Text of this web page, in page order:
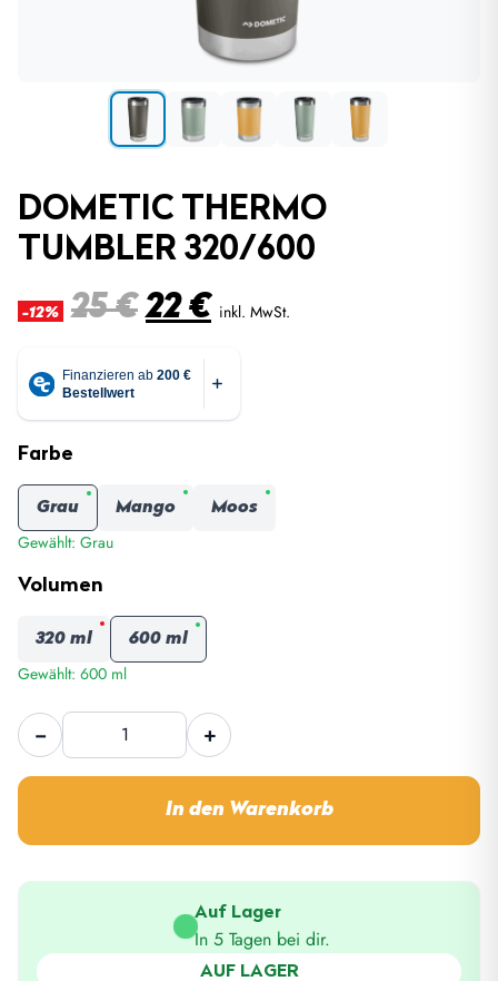
DOMETIC THERMO
TUMBLER 320/600
-12% 25€Ursprünglicher
war:
25 €
22€Aktueller
ist:
22 €.
inkl. MwSt.
Farbe
Grau Mango Moos
Gewählt: Grau
Volumen
320 ml 600 ml
Gewählt: 600 ml
−
Dometic
Thermo
Tumbler
+
In den Warenkorb
Auf Lager
In 5 Tagen bei dir.
AUF LAGER